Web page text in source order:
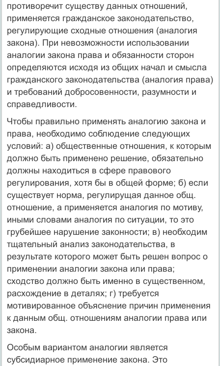
противоречит существу данных отношений,
применяется гражданское законодательство,
регулирующие сходные отношения (аналогия
закона). При невозможности использовании
аналогии закона права и обязанности сторон
определяются исходя из общих начал и смысла
гражданского законодательства (аналогия права)
и требований добросовенности, разумности и
справедливости.
Чтобы правильно применять аналогию закона и
права, необходимо соблюдение следующих
условий: а) общественные отношения, к которым
должно быть применено решение, обязательно
должны находиться в сфере правового
регулирования, хотя бы в общей форме; б) если
существует норма, регулирущая данное общ.
отношение, а применяется аналогия по мотиву,
иными словами аналогия по ситуации, то это
грубейшее нарушение законности; в) необходим
тщательный анализ законодательства, в
результате которого может быть решен вопрос о
применении аналогии закона или права;
сходство должно быть именно в существенном,
расхождение в деталях; г) требуется
мотивированное объяснение причин применения
к данным общ. отношениям аналогии права или
закона.
Особым вариантом аналогии является
субсидиарное применение закона. Это